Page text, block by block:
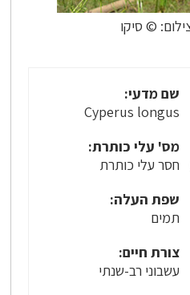
שם מדעי:
Cyperus longus
מס' עלי כותרת:
חסר עלי כותרת
שפת העלה:
תמים
צורת חיים:
עשבוני רב-שנתי